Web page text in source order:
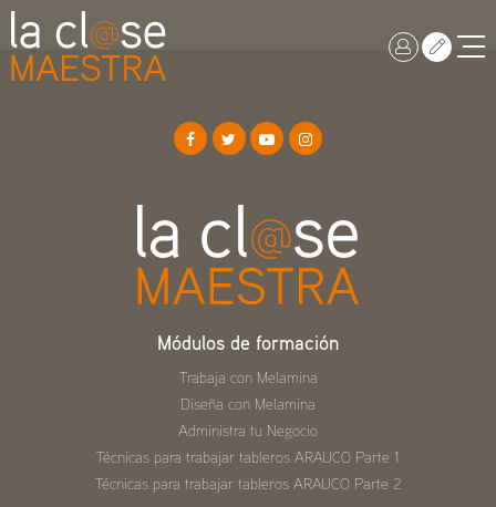
Módulos de formación
Trabaja con Melamina
Diseña con Melamina
Administra tu Negocio
Técnicas para trabajar tableros ARAUCO Parte 1
Técnicas para trabajar tableros ARAUCO Parte 2